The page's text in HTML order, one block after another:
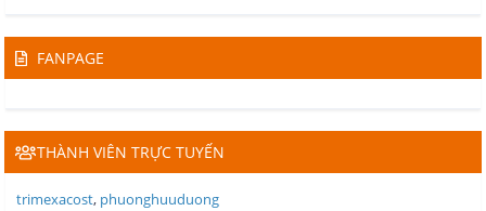
FANPAGE
THÀNH VIÊN TRỰC TUYẾN
trimexacost phuonghuuduong